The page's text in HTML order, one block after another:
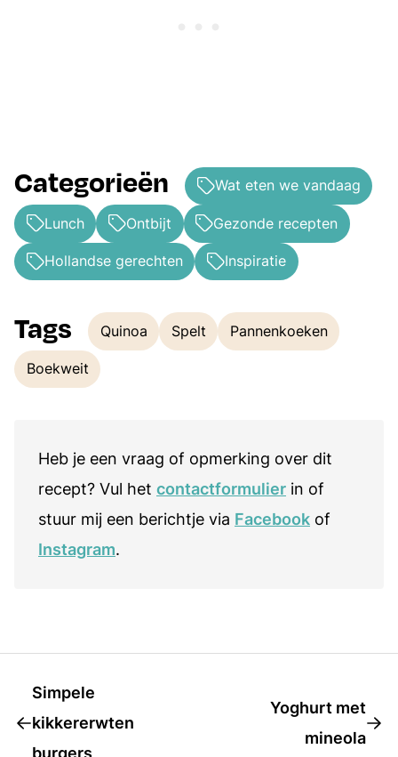
Categorieën Wat eten we vandaag
Lunch Ontbijt Gezonde recepten
Hollandse gerechten Inspiratie
Tags
Tags
Quinoa Spelt Pannenkoeken
Boekweit
Heb je een vraag of opmerking over dit
recept? Vul het contactformulier in of
stuur mij een berichtje via Facebook of
Instagram.
Simpele
kikkererwten
burgers
Yoghurt met
mineola